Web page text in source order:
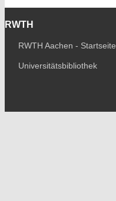
RWTH
RWTH Aachen - Startseite
Universitätsbibliothek